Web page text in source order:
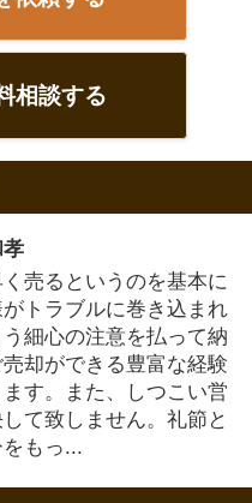
相談する
売るというのを基本に
トラブルに巻き込まれ
細心の注意を払って納
却ができる豊富な経験
す。また、しつこい営
て致しません。礼節と
もっ...